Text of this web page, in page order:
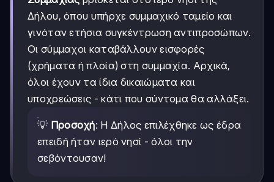
Δήλου, όπου υπήρχε συμμαχικό ταμείο και
γινόταν ετήσια συγκέντρωση αντιπροσώπων.
Οι σύμμαχοι καταβάλλουν εισφορές
(χρήματα ή πλοία) στη συμμαχία. Αρχικά,
όλοι έχουν τα ίδια δικαιώματα και
υποχρεώσεις - κάτι που σύντομα θα αλλάξει.
💡 Προσοχή: Η Δήλος επιλέχθηκε ως έδρα
επειδή ήταν ιερό νησί - όλοι την
σεβόντουσαν!